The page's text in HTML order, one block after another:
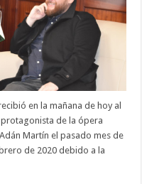
en la mañana de hoy al
de la ópera
Martín el pasado mes de
de 2020 debido a la